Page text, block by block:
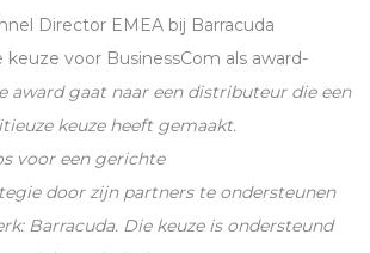
Director EMEA bij Barracuda
keuze voor BusinessCom als award-
award gaat naar een distributeur die een
keuze heeft gemaakt.
voor een gerichte
door zijn partners te ondersteunen
Barracuda. Die keuze is ondersteund